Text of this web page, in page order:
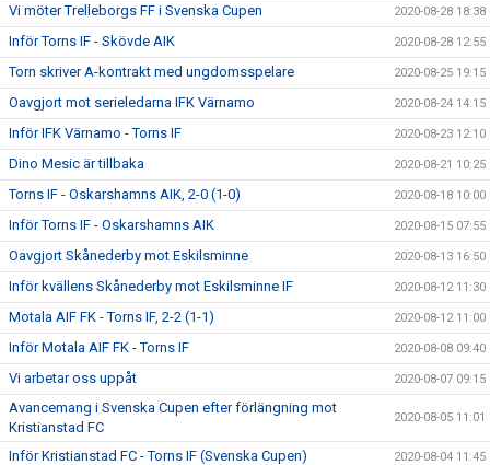
Vi möter Trelleborgs FF i Svenska Cupen 2020-08-28 18:38
Inför Torns IF - Skövde AIK 2020-08-28 12:55
Torn skriver A-kontrakt med ungdomsspelare 2020-08-25 19:15
Oavgjort mot serieledarna IFK Värnamo 2020-08-24 14:15
Inför IFK Värnamo - Torns IF 2020-08-23 12:10
Dino Mesic är tillbaka 2020-08-21 10:25
Torns IF - Oskarshamns AIK, 2-0 (1-0) 2020-08-18 10:00
Inför Torns IF - Oskarshamns AIK 2020-08-15 07:55
Oavgjort Skånederby mot Eskilsminne 2020-08-13 16:50
Inför kvällens Skånederby mot Eskilsminne IF 2020-08-12 11:30
Motala AIF FK - Torns IF, 2-2 (1-1) 2020-08-12 11:00
Inför Motala AIF FK - Torns IF 2020-08-08 09:40
Vi arbetar oss uppåt 2020-08-07 09:15
Avancemang i Svenska Cupen efter förlängning mot
Kristianstad FC
2020-08-05 11:01
Inför Kristianstad FC - Torns IF (Svenska Cupen) 2020-08-04 11:45